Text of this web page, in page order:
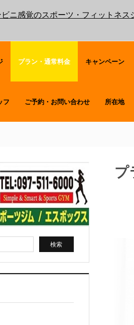
ニ感覚のスポーツ・フィットネス
プラン・通常料金 キャンペーン
フ ご予約・お問い合わせ 所在地
プ